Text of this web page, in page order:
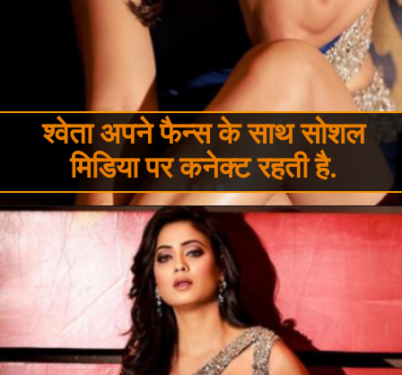
श्वेता अपने फैन्स के साथ सोशल
मिडिया पर कनेक्ट रहती है.